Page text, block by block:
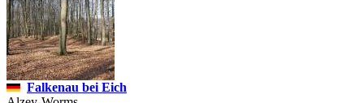
Falkenau bei Eich